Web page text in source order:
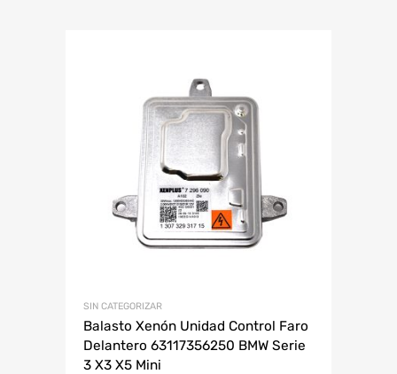
SIN CATEGORIZAR
Balasto Xenón Unidad Control Faro
Delantero 63117356250 BMW Serie
3 X3 X5 Mini